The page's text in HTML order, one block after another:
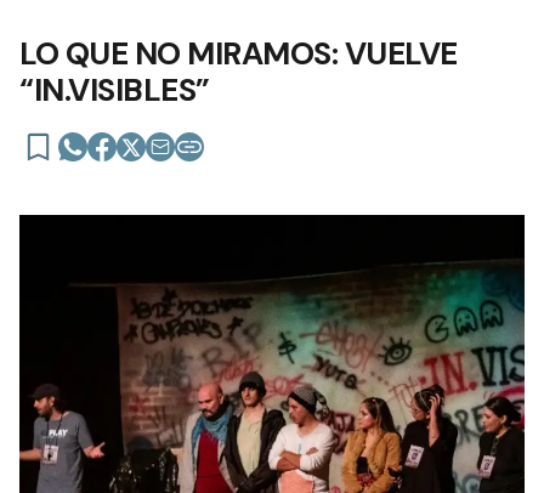
LO QUE NO MIRAMOS: VUELVE
“IN.VISIBLES”